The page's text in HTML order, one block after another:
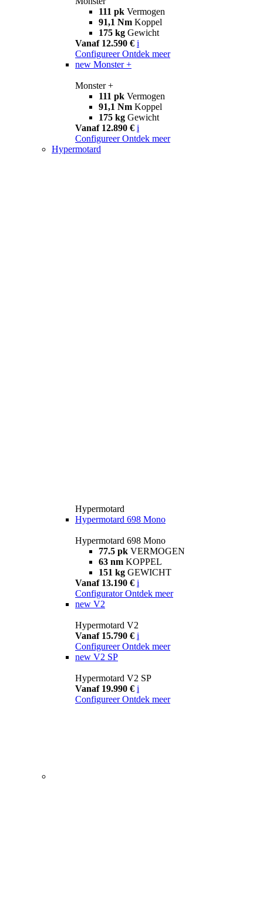
111 pk Vermogen
91,1 Nm Koppel
175 kg Gewicht
Vanaf 12.590 € i
Configureer Ontdek meer
new Monster +
Monster +
111 pk Vermogen
91,1 Nm Koppel
175 kg Gewicht
Vanaf 12.890 € i
Configureer Ontdek meer
Hypermotard
Hypermotard
Hypermotard 698 Mono
Hypermotard 698 Mono
77.5 pk VERMOGEN
63 nm KOPPEL
151 kg GEWICHT
Vanaf 13.190 € i
Configurator Ontdek meer
new V2
Hypermotard V2
Vanaf 15.790 € i
Configureer Ontdek meer
new V2 SP
Hypermotard V2 SP
Vanaf 19.990 € i
Configureer Ontdek meer